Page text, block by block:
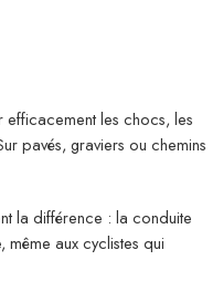
les chocs, les
pavés, graviers ou chemins
la différence : la conduite
aux cyclistes qui